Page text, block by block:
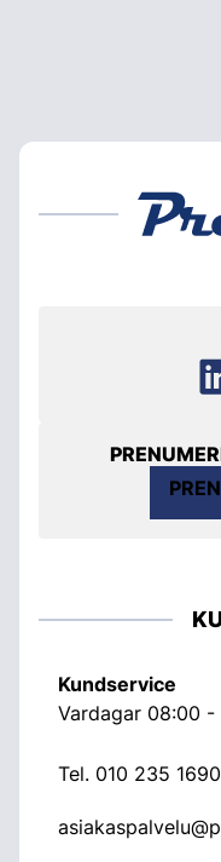
Kundservice
Vardagar 08:00 -
Tel. 010 235 1690